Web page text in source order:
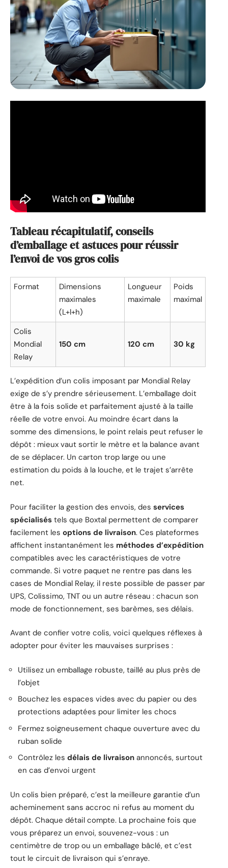
Tableau récapitulatif, conseils
d’emballage et astuces pour réussir
l’envoi de vos gros colis
Format
Dimensions
maximales
(L+l+h)
Longueur
maximale
Poids
maximal
Colis
Mondial
Relay
150 cm 120 cm 30 kg
L’expédition d’un colis imposant par Mondial Relay
exige de s’y prendre sérieusement. L’emballage doit
être à la fois solide et parfaitement ajusté à la taille
réelle de votre envoi. Au moindre écart dans la
somme des dimensions, le point relais peut refuser le
dépôt : mieux vaut sortir le mètre et la balance avant
de se déplacer. Un carton trop large ou une
estimation du poids à la louche, et le trajet s’arrête
net.
Pour faciliter la gestion des envois, des services
spécialisés tels que Boxtal permettent de comparer
facilement les options de livraison. Ces plateformes
affichent instantanément les méthodes d’expédition
compatibles avec les caractéristiques de votre
commande. Si votre paquet ne rentre pas dans les
cases de Mondial Relay, il reste possible de passer par
UPS, Colissimo, TNT ou un autre réseau : chacun son
mode de fonctionnement, ses barèmes, ses délais.
Avant de confier votre colis, voici quelques réflexes à
adopter pour éviter les mauvaises surprises :
Utilisez un emballage robuste, taillé au plus près de
l’objet
Bouchez les espaces vides avec du papier ou des
protections adaptées pour limiter les chocs
Fermez soigneusement chaque ouverture avec du
ruban solide
Contrôlez les délais de livraison annoncés, surtout
en cas d’envoi urgent
Un colis bien préparé, c’est la meilleure garantie d’un
acheminement sans accroc ni refus au moment du
dépôt. Chaque détail compte. La prochaine fois que
vous préparez un envoi, souvenez-vous : un
centimètre de trop ou un emballage bâclé, et c’est
tout le circuit de livraison qui s’enraye.